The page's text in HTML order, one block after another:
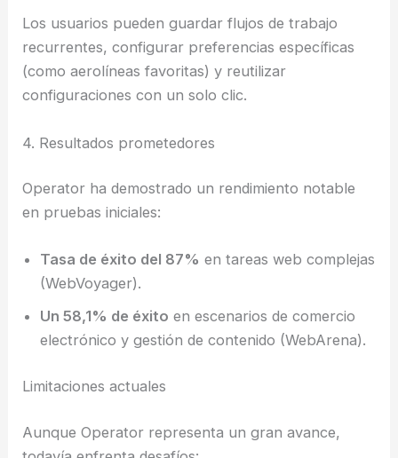
Los usuarios pueden guardar flujos de trabajo
recurrentes, configurar preferencias específicas
(como aerolíneas favoritas) y reutilizar
configuraciones con un solo clic.
4. Resultados prometedores
Operator ha demostrado un rendimiento notable
en pruebas iniciales:
Tasa de éxito del 87% en tareas web complejas
(WebVoyager).
Un 58,1% de éxito en escenarios de comercio
electrónico y gestión de contenido (WebArena).
Limitaciones actuales
Aunque Operator representa un gran avance,